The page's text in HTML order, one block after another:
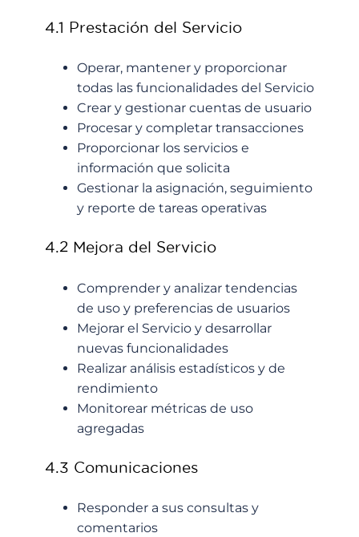
4.1 Prestación del Servicio
Operar, mantener y proporcionar
todas las funcionalidades del Servicio
Crear y gestionar cuentas de usuario
Procesar y completar transacciones
Proporcionar los servicios e
información que solicita
Gestionar la asignación, seguimiento
y reporte de tareas operativas
4.2 Mejora del Servicio
Comprender y analizar tendencias
de uso y preferencias de usuarios
Mejorar el Servicio y desarrollar
nuevas funcionalidades
Realizar análisis estadísticos y de
rendimiento
Monitorear métricas de uso
agregadas
4.3 Comunicaciones
Responder a sus consultas y
comentarios